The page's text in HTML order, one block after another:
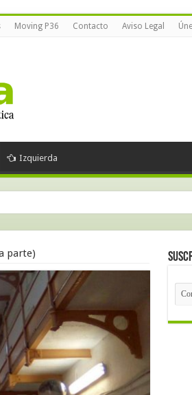
Moving P36 Contacto Aviso Legal
Izquierda
parte)